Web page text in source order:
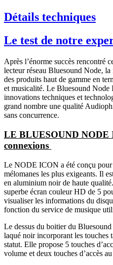
Détails techniques
Le test de notre
Après l’énorme succès rencontré
lecteur réseau Bluesound Node, la
des produits haut de gamme en
et musicalité. Le Bluesound Node
innovations techniques et
grand nombre une qualité
sans concurrence.
LE BLUESOUND NODE
connexions
Le NODE ICON a été conçu pour
mélomanes les plus exigeants. Il
en aluminium noir de haute
superbe écran couleur HD de 5
visualiser les informations du
fonction du service de musique
Le dessus du boitier du
laqué noir incorporant les touches
statut. Elle propose 5 touches
volume et deux touches d’accès